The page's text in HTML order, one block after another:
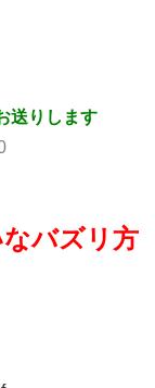
送りします
バズリ方